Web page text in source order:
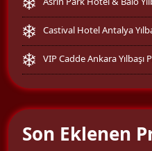
Castival Hotel Antalya
VIP Cadde Ankara Yılbaşı
Son Eklenen